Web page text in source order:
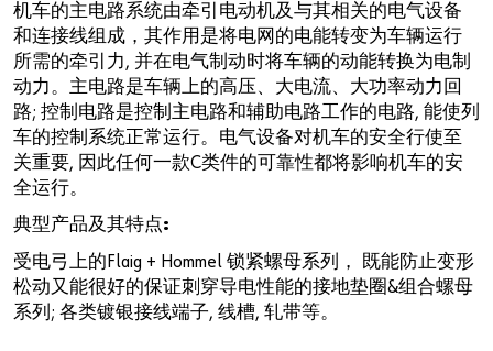
机车的主电路系统由牵引电动机及与其相关的电气设备
和连接线组成，其作用是将电网的电能转变为车辆运行
所需的牵引力, 并在电气制动时将车辆的动能转换为电制
动力。主电路是车辆上的高压、大电流、大功率动力回
路; 控制电路是控制主电路和辅助电路工作的电路, 能使列
车的控制系统正常运行。电气设备对机车的安全行使至
关重要, 因此任何一款C类件的可靠性都将影响机车的安
全运行。
典型产品及其特点:
受电弓上的Flaig + Hommel 锁紧螺母系列， 既能防止变形
松动又能很好的保证刺穿导电性能的接地垫圈&组合螺母
系列; 各类镀银接线端子, 线槽, 轧带等。